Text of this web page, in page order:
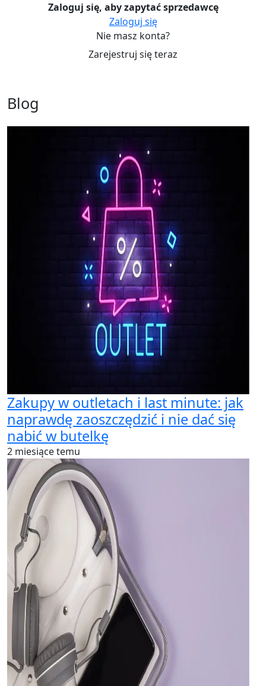
Zaloguj się, aby zapytać sprzedawcę
Zaloguj się
Nie masz konta?
Zarejestruj się teraz
Blog
Zakupy w outletach i last minute: jak
naprawdę zaoszczędzić i nie dać się
nabić w butelkę
2 miesiące temu